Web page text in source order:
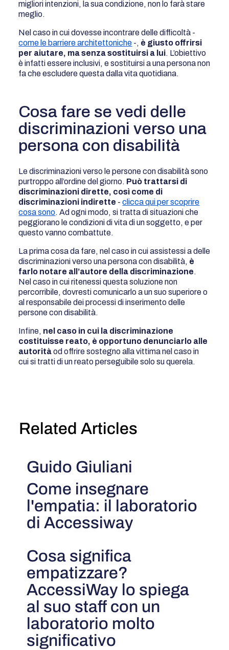
migliori intenzioni, la sua condizione, non lo farà stare
meglio.
Nel caso in cui dovesse incontrare delle difficoltà -
come le barriere architettoniche -, è giusto offrirsi
per aiutare, ma senza sostituirsi a lui. L’obiettivo
è infatti essere inclusivi, e sostituirsi a una persona non
fa che escludere questa dalla vita quotidiana.
Cosa fare se vedi delle
discriminazioni verso una
persona con disabilità
Le discriminazioni verso le persone con disabilità sono
purtroppo all’ordine del giorno. Può trattarsi di
discriminazioni dirette, così come di
discriminazioni indirette -clicca qui per scoprire
cosa sono. Ad ogni modo, si tratta di situazioni che
peggiorano le condizioni di vita di un soggetto, e per
questo vanno combattute.
La prima cosa da fare, nel caso in cui assistessi a delle
discriminazioni verso una persona con disabilità, è
farlo notare all’autore della discriminazione.
Nel caso in cui ritenessi questa soluzione non
percorribile, dovresti comunicarlo a un suo superiore o
al responsabile dei processi di inserimento delle
persone con disabilità.
Infine, nel caso in cui la discriminazione
costituisse reato, è opportuno denunciarlo alle
autoritàod offrire sostegno alla vittima nel caso in
cui si tratti di un reato perseguibile solo su querela.
Guido Giuliani
Come insegnare
l'empatia: il laboratorio
di Accessiway
Cosa significa
empatizzare?
AccessiWay lo spiega
al suo staff con un
laboratorio molto
significativo
Related Articles